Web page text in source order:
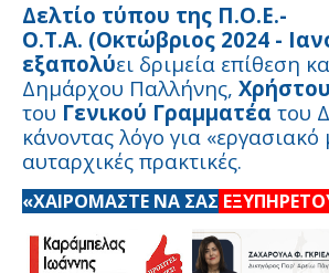
Δελτίο τύπου της Π.Ο.Ε.-
Ο.Τ.Α. (Οκτώβριος 2024 -
εξαπολύει δριμεία επίθεση
Δημάρχου Παλλήνης,
του Γενικού Γραμματέα του
κάνοντας λόγο για
αυταρχικές πρακτικές.
«ΧΑΙΡΟΜΑΣΤΕ ΝΑ ΣΑΣ